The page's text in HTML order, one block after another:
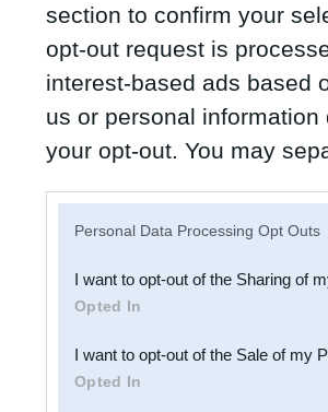
section to confirm your
opt-out request is
interest-based ads based
us or personal
your opt-out. You may
Downstream Participants
third parties.
Personal Data Processing Opt Outs
I want to opt-out of the Sharing of
Opted In
I want to opt-out of the Sale of my
Opted In